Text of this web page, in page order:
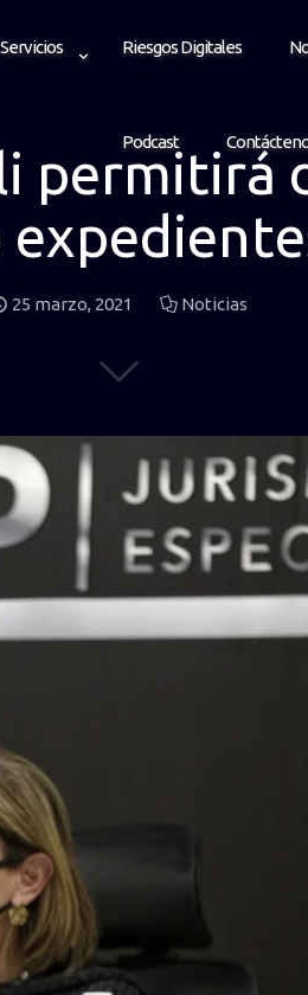
Servicios Riesgos Digitales
Podcast
permitirá
25 marzo, 2021 Noticias